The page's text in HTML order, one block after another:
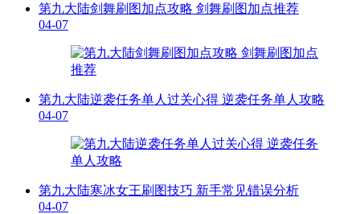
第九大陆剑舞刷图加点攻略 剑舞刷图加点推荐
04-07
第九大陆逆袭任务单人过关心得 逆袭任务单人攻略
04-07
第九大陆寒冰女王刷图技巧 新手常见错误分析
04-07